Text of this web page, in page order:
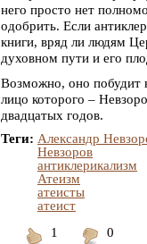
него просто нет
одобрить. Если
книги, вряд ли людям
духовном пути и его
Возможно, оно побудит
лицо которого –
двадцатых годов.
Теги: Александр
Невзоров
антиклерикализм
Атеизм
атеисты
атеист
1
0